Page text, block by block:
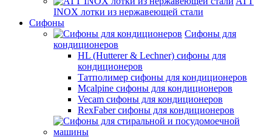
INOX лотки из нержавеющей стали
Сифоны
Сифоны для
кондиционеров
HL (Hutterer & Lechner) сифоны для
кондиционеров
Татполимер сифоны для кондиционеров
Mcalpine сифоны для кондиционеров
Vecam сифоны для кондиционеров
RexFaber сифоны для кондиционеров